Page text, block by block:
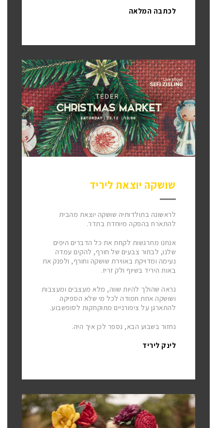
לכתבה המלאה
שושקה יוצאת ליריד
לראשונה בתולדותיה שושקה יוצאת מהבית
להתארח בהפקה מיוחדת בתדר.
אנחנו מתרגשות לקחת את כל הדברים היפים
שלנו, לבחור צבעים של חורף, להקים עמדה
נעימה ומדויקת באווירת שושקה וחורף, ולפנק את
באות היריד בשיוף ולק זריז.
נראה שהולך להיות שווה, מלא מעצבים ומעצבות
ושושקה אחת חמודה לכל מי שלא הספיקה
להתארגן על ציפורניים מתוקתקות לסופשבוע.
נחזור בשבוע הבא, נספר לכן איך היה.
לינק ליריד